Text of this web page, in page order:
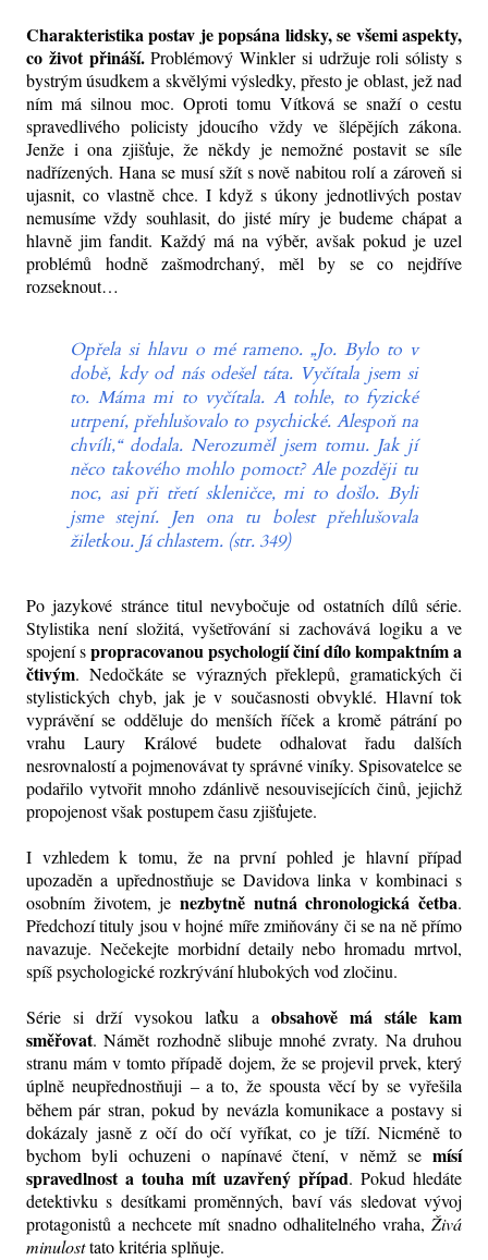
Charakteristika postav je popsána lidsky, se všemi aspekty,
co život přináší.Problémový Winkler si udržuje roli sólisty s
bystrým úsudkem a skvělými výsledky, přesto je oblast, jež nad
ním má silnou moc. Oproti tomu Vítková se snaží o cestu
spravedlivého policisty jdoucího vždy ve šlépějích zákona.
Jenže i ona zjišťuje, že někdy je nemožné postavit se síle
nadřízených. Hana se musí sžít s nově nabitou rolí a zároveň si
ujasnit, co vlastně chce. I když s úkony jednotlivých postav
nemusíme vždy souhlasit, do jisté míry je budeme chápat a
hlavně jim fandit. Každý má na výběr, avšak pokud je uzel
problémů hodně zašmodrchaný, měl by se co nejdříve
rozseknout…
Opřela si hlavu o mé rameno. „Jo. Bylo to v
době, kdy od nás odešel táta. Vyčítala jsem si
to. Máma mi to vyčítala. A tohle, to fyzické
utrpení, přehlušovalo to psychické. Alespoň na
chvíli,“ dodala. Nerozuměl jsem tomu. Jak jí
něco takového mohlo pomoct? Ale později tu
noc, asi při třetí skleničce, mi to došlo. Byli
jsme stejní. Jen ona tu bolest přehlušovala
žiletkou. Já chlastem. (str. 349)
Po jazykové stránce titul nevybočuje od ostatních dílů série.
Stylistika není složitá, vyšetřování si zachovává logiku a ve
spojení spropracovanou psychologií činí dílo kompaktním a
čtivým. Nedočkáte se výrazných překlepů, gramatických či
stylistických chyb, jak je v současnosti obvyklé. Hlavní tok
vyprávění se odděluje do menších říček a kromě pátrání po
vrahu Laury Králové budete odhalovat řadu dalších
nesrovnalostí a pojmenovávat ty správné viníky. Spisovatelce se
podařilo vytvořit mnoho zdánlivě nesouvisejících činů, jejichž
propojenost však postupem času zjišťujete.
I vzhledem k tomu, že na první pohled je hlavní případ
upozaděn a upřednostňuje se Davidova linka v kombinaci s
osobním životem, je nezbytně nutná chronologická četba.
Předchozí tituly jsou v hojné míře zmiňovány či se na ně přímo
navazuje. Nečekejte morbidní detaily nebo hromadu mrtvol,
spíš psychologické rozkrývání hlubokých vod zločinu.
Série si drží vysokou laťku a obsahově má stále kam
směřovat. Námět rozhodně slibuje mnohé zvraty. Na druhou
stranu mám v tomto případě dojem, že se projevil prvek, který
úplně neupřednostňuji –a to, že spousta věcí by se vyřešila
během pár stran, pokud by nevázla komunikace a postavy si
dokázaly jasně z očí do očí vyříkat, co je tíží. Nicméně to
bychom byli ochuzeni o napínavé čtení, v němž se mísí
spravedlnost a touha mít uzavřený případ. Pokud hledáte
detektivku s desítkami proměnných, baví vás sledovat vývoj
protagonistů a nechcete mít snadno odhalitelného vraha, Živá
minulosttato kritéria splňuje.